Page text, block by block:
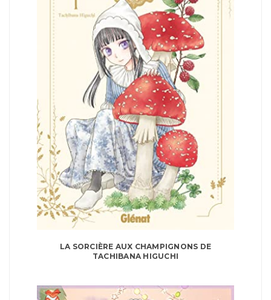
LA SORCIÈRE AUX CHAMPIGNONS DE
TACHIBANA HIGUCHI